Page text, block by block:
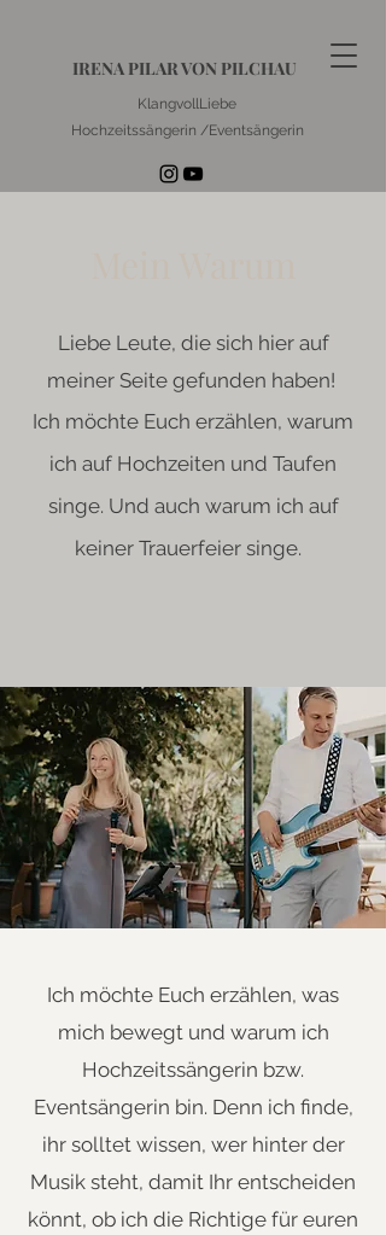
IRENA PILAR VON PILCHAU
KlangvollLiebe
Hochzeitssängerin /Eventsängerin
Liebe Leute, die sich hier auf
meiner Seite gefunden haben!
Ich möchte Euch erzählen, warum
ich auf Hochzeiten und Taufen
singe. Und auch warum ich auf
keiner Trauerfeier singe.
Ich möchte Euch erzählen, was
mich bewegt und warum ich
Hochzeitssängerin bzw.
Eventsängerin bin. Denn ich finde,
ihr solltet wissen, wer hinter der
Musik steht, damit Ihr entscheiden
könnt, ob ich die Richtige für euren